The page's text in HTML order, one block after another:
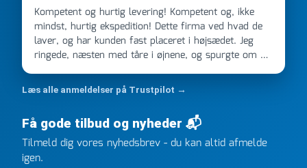
Kompetent og hurtig levering! Kompetent og, ikke
mindst, hurtig ekspedition! Dette firma ved hvad de
laver, og har kunden fast placeret i højsædet. Jeg
ringede, næsten med tåre i øjnene, og spurgte om de
kunne overholde en 2 måneder gammel aftale. Jeg
ringede onsdag kl 16, og min store ordre kom dagen
efter kl 6.45! Kan slet ikke få armene ned, og næste
gang jeg skal bruge noget, vil jeg ringe til dem
FØRST. De varmeste og venligste hilsner fra Rene
Læs alle anmeldelser på Trustpilot →
Få gode tilbud og nyheder 📬
Tilmeld dig vores nyhedsbrev - du kan altid afmelde
igen.